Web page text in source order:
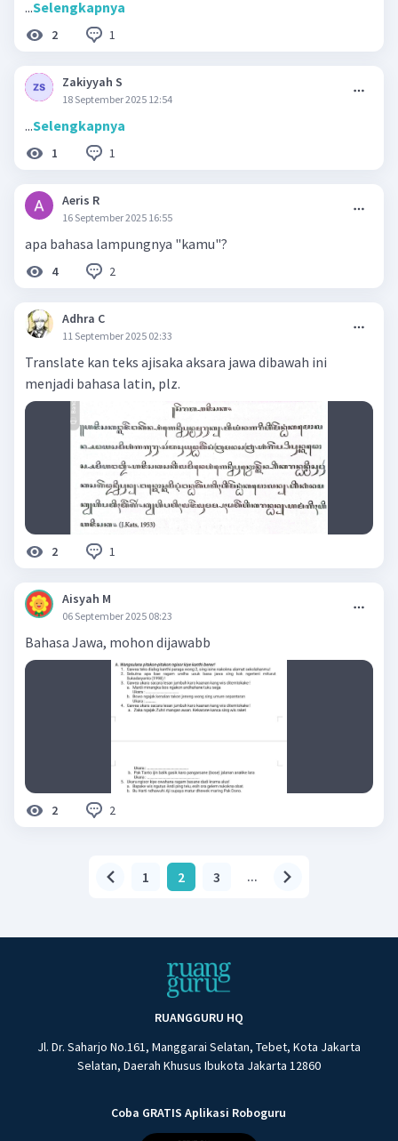
...Selengkapnya
2 1
Zakiyyah S
18 September 2025 12:54
...Selengkapnya
1 1
Aeris R
16 September 2025 16:55
apa bahasa lampungnya "kamu"?
4 2
Adhra C
11 September 2025 02:33
Translate kan teks ajisaka aksara jawa dibawah ini
menjadi bahasa latin, plz.
2 1
Aisyah M
06 September 2025 08:23
Bahasa Jawa, mohon dijawabb
2 2
1 2 3 ...
RUANGGURU HQ
Jl. Dr. Saharjo No.161, Manggarai Selatan, Tebet, Kota Jakarta
Selatan, Daerah Khusus Ibukota Jakarta 12860
Coba GRATIS Aplikasi Roboguru